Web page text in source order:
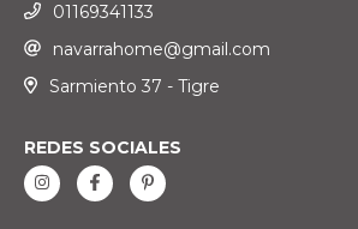
01169341133
navarrahome@gmail.com
Sarmiento 37 - Tigre
REDES SOCIALES